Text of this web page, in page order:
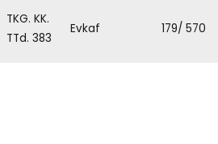
TKG. KK.
TTd. 383
Evkaf 179/ 570